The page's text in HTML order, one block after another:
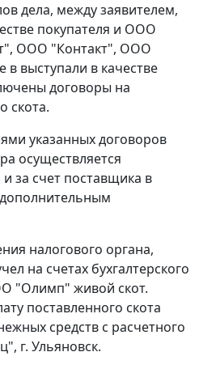
дела, между заявителем,
покупателя и ООО
ООО "Контакт", ООО
в выступали в качестве
договоры на
скота.
указанных договоров
осуществляется
за счет поставщика в
налогового органа,
на счетах бухгалтерского
"Олимп" живой скот.
поставленного скота
средств с расчетного
г. Ульяновск.